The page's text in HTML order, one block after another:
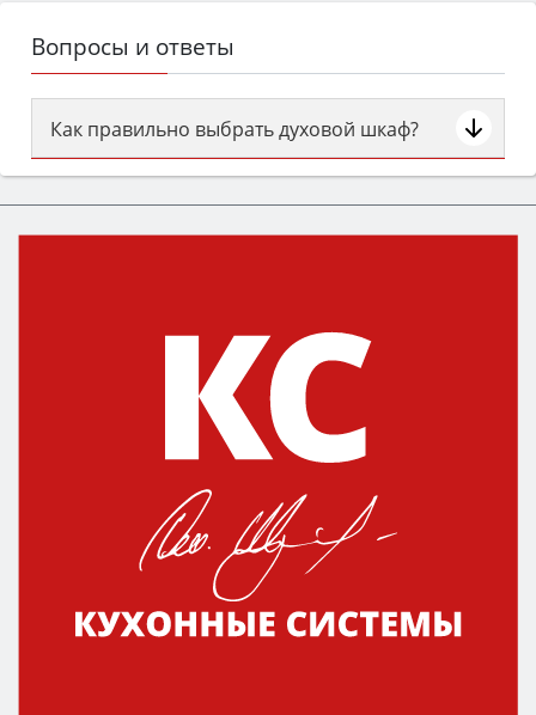
Вопросы и ответы
Как правильно выбрать духовой шкаф?
Сначала определитесь с типом (газовый или
электрический) и габаритами под вашу нишу,
затем смотрите на объём 50–70 л для семьи,